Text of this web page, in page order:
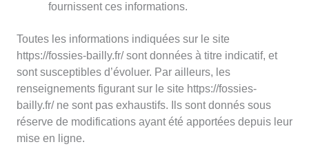
fournissent ces informations.
Toutes les informations indiquées sur le site
https://fossies-bailly.fr/ sont données à titre indicatif, et
sont susceptibles d’évoluer. Par ailleurs, les
renseignements figurant sur le site https://fossies-
bailly.fr/ ne sont pas exhaustifs. Ils sont donnés sous
réserve de modifications ayant été apportées depuis leur
mise en ligne.